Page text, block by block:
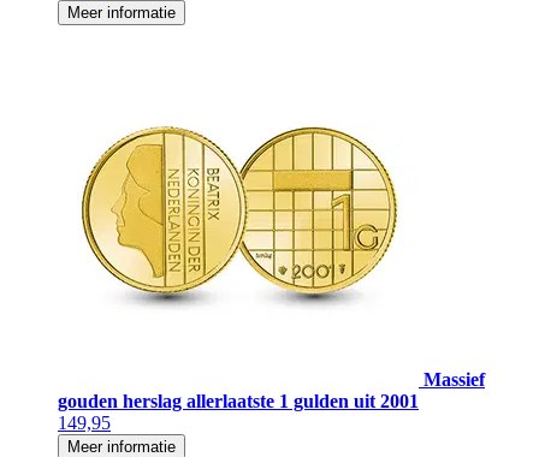
Meer informatie
Massief
gouden herslag allerlaatste 1 gulden uit 2001
149,95
Meer informatie